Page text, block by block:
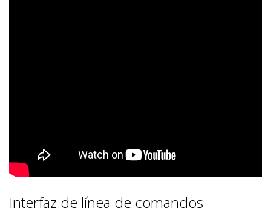
Interfaz de línea de comandos